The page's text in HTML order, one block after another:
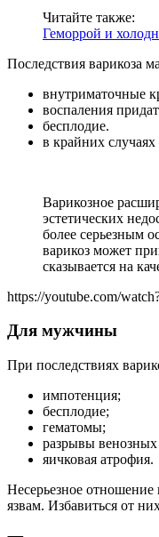
Читайте также:
Геморрой и
Последствия варикоза
внутриматочные
воспаления
бесплодие.
в крайних
Варикозное
эстетических
более серьезным
варикоз может
сказывается на
https://youtube.com/
Для мужчины
При последствиях
импотенция;
бесплодие;
гематомы;
разрывы
яичковая атрофия.
Несерьезное
язвам. Избавиться от